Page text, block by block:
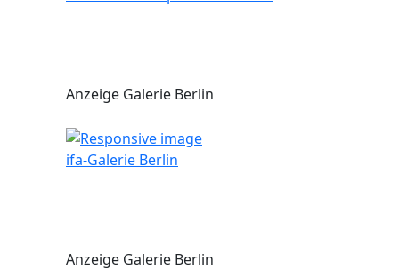
Anzeige Galerie Berlin
ifa-Galerie Berlin
Anzeige Galerie Berlin